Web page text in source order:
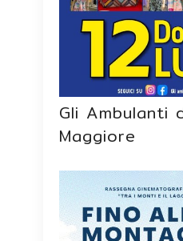
Gli Ambulanti
Maggiore